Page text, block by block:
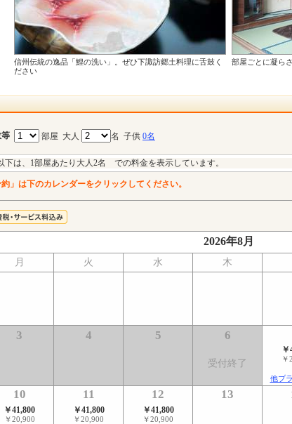
信州伝統の逸品「鯉の洗い」。ぜひ下諏訪郷土料理に舌鼓く
ださい
部屋ごとに凝ら
等 部屋 大人 名 子供 0名
下は、1部屋あたり大人2名 での料金を表示しています。
約」は下のカレンダーをクリックしてください。
2026年8月
月 火 水 木
3 4 5 6
受付終了 ￥
他プ
10
￥41,800
￥20,900
11
￥41,800
￥20,900
12
￥41,800
￥20,900
13